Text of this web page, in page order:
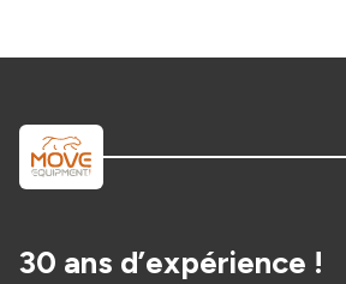
30 ans d’expérience !